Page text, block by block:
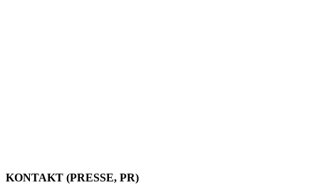
KONTAKT (PRESSE, PR)